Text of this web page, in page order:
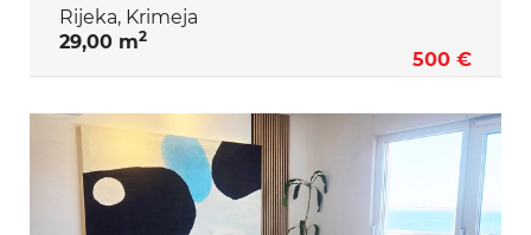
Rijeka, Krimeja
29,00 m2
500 €